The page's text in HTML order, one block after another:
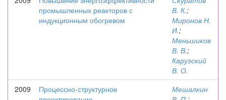
промышленных реакторов с
индукционным обогревом
В. К.;
Миронов Н.
И.;
Меньшиков
В. В.;
Карузский
В. О.
2009
Процессно-структурное
Мешалкин